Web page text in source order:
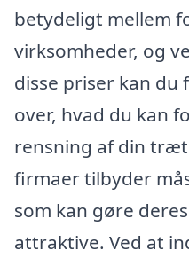
betydeligt mellem
virksomheder, og
disse priser kan du
over, hvad du kan
rensning af din
firmaer tilbyder
som kan gøre
attraktive. Ved at